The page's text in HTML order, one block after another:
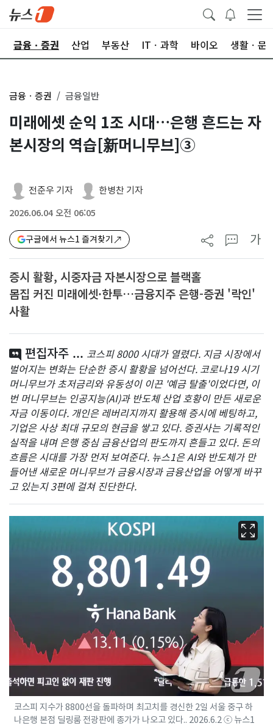
금융ㆍ증권 산업 부동산 ITㆍ과학 바이오 생활ㆍ문
금융ㆍ증권 금융일반
미래에셋 순익 1조 시대…은행 흔드는 자
본시장의 역습[新머니무브]③
전준우 기자 한병찬 기자
2026.06.04 오전 06:05
구글에서 뉴스1 즐겨찾기 가
증시 활황, 시중자금 자본시장으로 블랙홀
몸집 커진 미래에셋·한투…금융지주 은행-증권 '락인'
사활
편집자주 ... 코스피 8000 시대가 열렸다. 지금 시장에서
벌어지는 변화는 단순한 증시 활황을 넘어선다. 코로나19 시기
머니무브가 초저금리와 유동성이 이끈 '예금 탈출'이었다면, 이
번 머니무브는 인공지능(AI)과 반도체 산업 호황이 만든 새로운
자금 이동이다. 개인은 레버리지까지 활용해 증시에 베팅하고,
기업은 사상 최대 규모의 현금을 쌓고 있다. 증권사는 기록적인
실적을 내며 은행 중심 금융산업의 판도까지 흔들고 있다. 돈의
흐름은 시대를 가장 먼저 보여준다. 뉴스1은 AI와 반도체가 만
들어낸 새로운 머니무브가 금융시장과 금융산업을 어떻게 바꾸
고 있는지 3편에 걸쳐 진단한다.
코스피 지수가 8800선을 돌파하며 최고치를 경신한 2일 서울 중구 하
나은행 본점 딜링룸 전광판에 종가가 나오고 있다.. 2026.6.2 ⓒ 뉴스1